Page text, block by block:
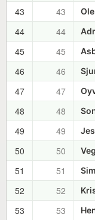
43 43
44 44
45 45
46 46
47 47
48 48
49 49
50 50
51 51
52 52
53 53